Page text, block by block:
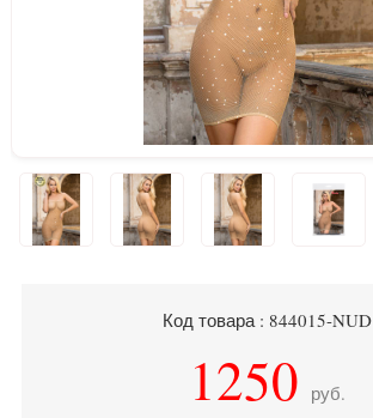
Код товара : 844015-NUD
1250 руб.